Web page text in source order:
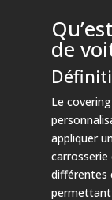
de
Le
appliquer
carrosserie
différentes
permettant